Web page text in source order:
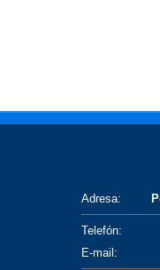
Adresa:
Telefón:
E-mail :